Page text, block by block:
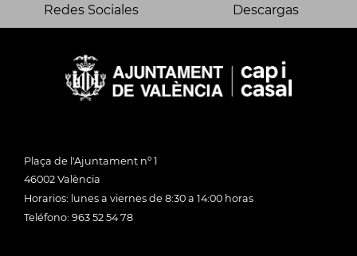
Redes Sociales Descargas
Plaça de l'Ajuntament nº 1
46002 València
Horarios: lunes a viernes de 8:30 a 14:00 horas
Teléfono: 963 52 54 78